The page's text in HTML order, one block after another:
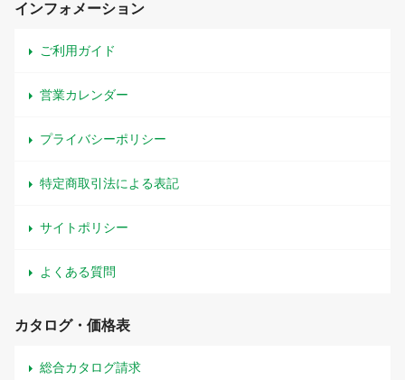
インフォメーション
ご利用ガイド
営業カレンダー
プライバシーポリシー
特定商取引法による表記
サイトポリシー
よくある質問
カタログ・価格表
総合カタログ請求